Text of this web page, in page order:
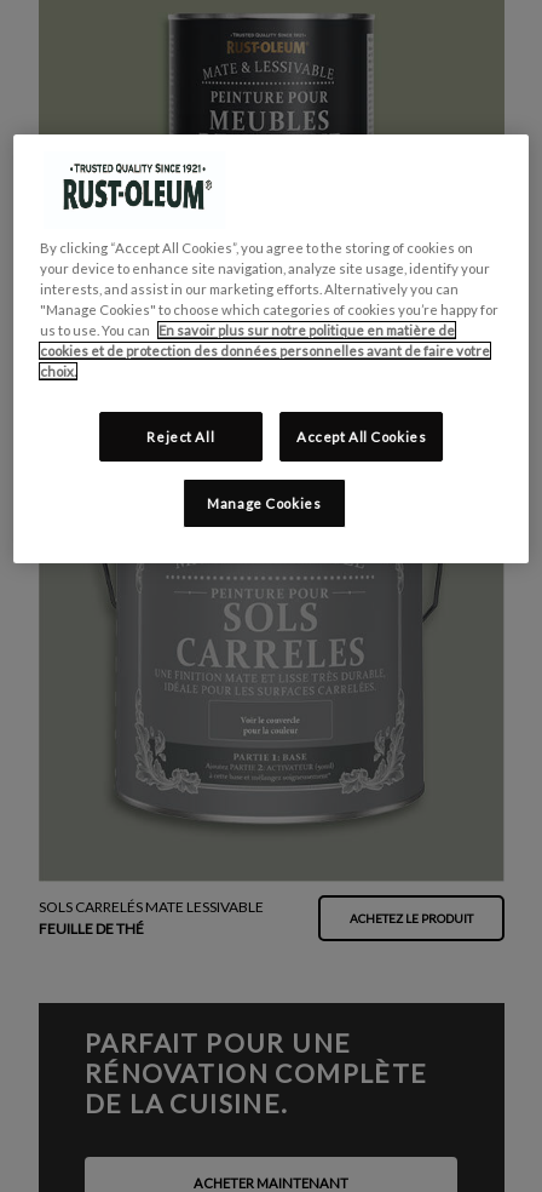
MEUBLES DE CUISINE
VERT KAKI
SOLS CARRELÉS MATE LESSIVABLE
FEUILLE DE THÉ
ACHETEZ LE PRODUIT
PARFAIT POUR UNE
RÉNOVATION COMPLÈTE
DE LA CUISINE.
ACHETER MAINTENANT
By clicking “Accept All Cookies”, you agree to the storing of cookies on
your device to enhance site navigation, analyze site usage, identify your
interests, and assist in our marketing efforts. Alternatively you can
"Manage Cookies" to choose which categories of cookies you’re happy for
us to use. You can
En savoir plus sur notre politique en matière de
cookies et de protection des données personnelles avant de faire votre
choix.
Reject All Accept All Cookies
Manage Cookies